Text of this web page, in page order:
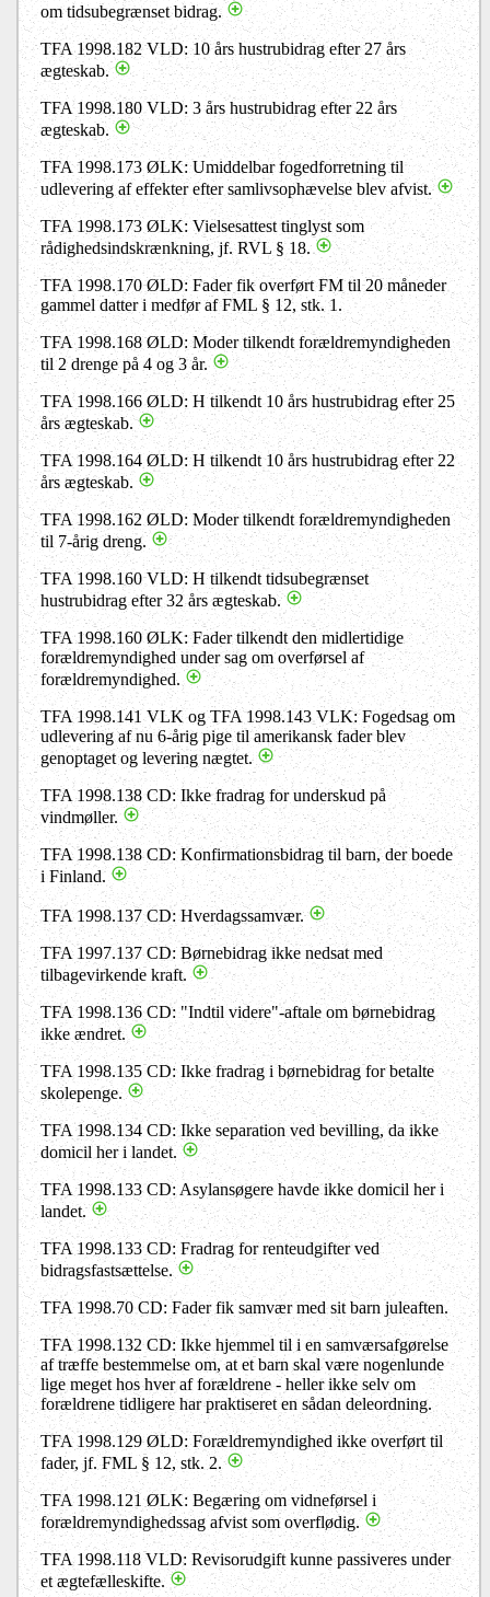
om tidsubegrænset bidrag.
TFA 1998.182 VLD: 10 års hustrubidrag efter 27 års
ægteskab.
TFA 1998.180 VLD: 3 års hustrubidrag efter 22 års
ægteskab.
TFA 1998.173 ØLK: Umiddelbar fogedforretning til
udlevering af effekter efter samlivsophævelse blev afvist.
TFA 1998.173 ØLK: Vielsesattest tinglyst som
rådighedsindskrænkning, jf. RVL § 18.
TFA 1998.170 ØLD: Fader fik overført FM til 20 måneder
gammel datter i medfør af FML § 12, stk. 1.
TFA 1998.168 ØLD: Moder tilkendt forældremyndigheden
til 2 drenge på 4 og 3 år.
TFA 1998.166 ØLD: H tilkendt 10 års hustrubidrag efter 25
års ægteskab.
TFA 1998.164 ØLD: H tilkendt 10 års hustrubidrag efter 22
års ægteskab.
TFA 1998.162 ØLD: Moder tilkendt forældremyndigheden
til 7-årig dreng.
TFA 1998.160 VLD: H tilkendt tidsubegrænset
hustrubidrag efter 32 års ægteskab.
TFA 1998.160 ØLK: Fader tilkendt den midlertidige
forældremyndighed under sag om overførsel af
forældremyndighed.
TFA 1998.141 VLK og TFA 1998.143 VLK: Fogedsag om
udlevering af nu 6-årig pige til amerikansk fader blev
genoptaget og levering nægtet.
TFA 1998.138 CD: Ikke fradrag for underskud på
vindmøller.
TFA 1998.138 CD: Konfirmationsbidrag til barn, der boede
i Finland.
TFA 1998.137 CD: Hverdagssamvær.
TFA 1997.137 CD: Børnebidrag ikke nedsat med
tilbagevirkende kraft.
TFA 1998.136 CD: "Indtil videre"-aftale om børnebidrag
ikke ændret.
TFA 1998.135 CD: Ikke fradrag i børnebidrag for betalte
skolepenge.
TFA 1998.134 CD: Ikke separation ved bevilling, da ikke
domicil her i landet.
TFA 1998.133 CD: Asylansøgere havde ikke domicil her i
landet.
TFA 1998.133 CD: Fradrag for renteudgifter ved
bidragsfastsættelse.
TFA 1998.70 CD: Fader fik samvær med sit barn juleaften.
TFA 1998.132 CD: Ikke hjemmel til i en samværsafgørelse
af træffe bestemmelse om, at et barn skal være nogenlunde
lige meget hos hver af forældrene - heller ikke selv om
forældrene tidligere har praktiseret en sådan deleordning.
TFA 1998.129 ØLD: Forældremyndighed ikke overført til
fader, jf. FML § 12, stk. 2.
TFA 1998.121 ØLK: Begæring om vidneførsel i
forældremyndighedssag afvist som overflødig.
TFA 1998.118 VLD: Revisorudgift kunne passiveres under
et ægtefælleskifte.